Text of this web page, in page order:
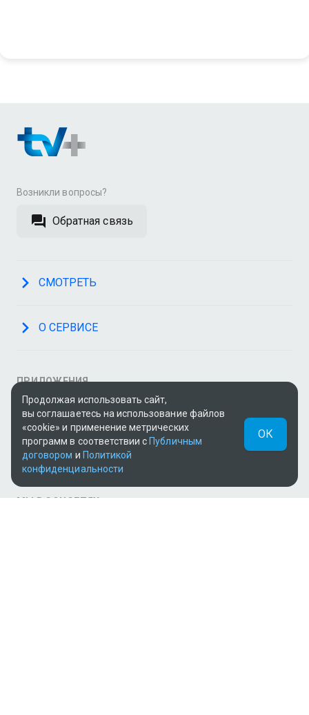
Возникли вопросы?
Обратная связь
СМОТРЕТЬ
О СЕРВИСЕ
ПРИЛОЖЕНИЯ
МЫ В СОЦСЕТЯХ
Продолжая использовать сайт,
вы соглашаетесь на использование файлов
«cookie» и применение метрических
программ в соответствии с Публичным
договором и Политикой
конфиденциальности
ОК